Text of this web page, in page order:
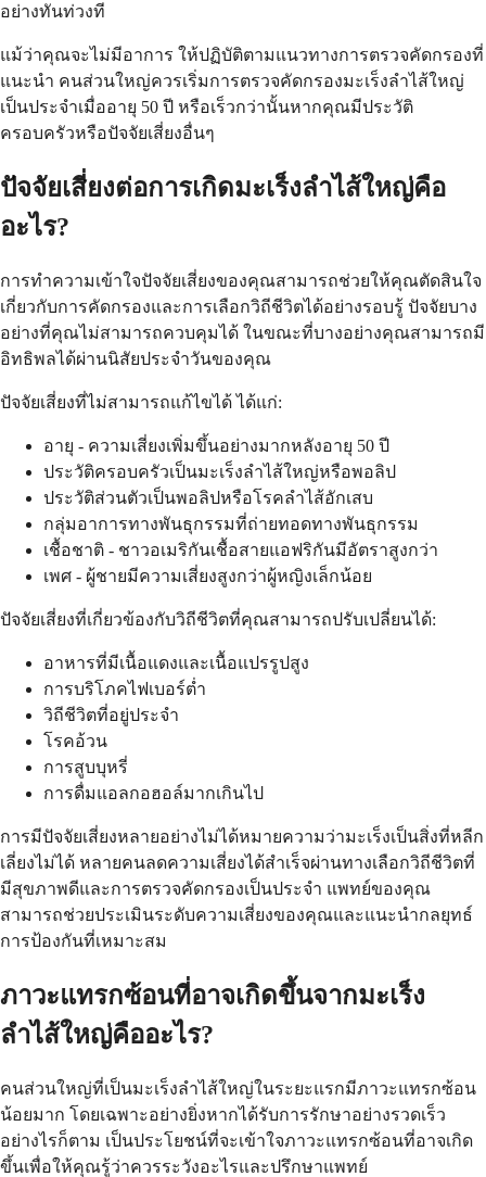
อย่างทันท่วงที
แม้ว่าคุณจะไม่มีอาการ ให้ปฏิบัติตามแนวทางการตรวจคัดกรองที่
แนะนำ คนส่วนใหญ่ควรเริ่มการตรวจคัดกรองมะเร็งลำไส้ใหญ่
เป็นประจำเมื่ออายุ 50 ปี หรือเร็วกว่านั้นหากคุณมีประวัติ
ครอบครัวหรือปัจจัยเสี่ยงอื่นๆ
ปัจจัยเสี่ยงต่อการเกิดมะเร็งลำไส้ใหญ่คือ
อะไร?
การทำความเข้าใจปัจจัยเสี่ยงของคุณสามารถช่วยให้คุณตัดสินใจ
เกี่ยวกับการคัดกรองและการเลือกวิถีชีวิตได้อย่างรอบรู้ ปัจจัยบาง
อย่างที่คุณไม่สามารถควบคุมได้ ในขณะที่บางอย่างคุณสามารถมี
อิทธิพลได้ผ่านนิสัยประจำวันของคุณ
ปัจจัยเสี่ยงที่ไม่สามารถแก้ไขได้ ได้แก่:
อายุ - ความเสี่ยงเพิ่มขึ้นอย่างมากหลังอายุ 50 ปี
ประวัติครอบครัวเป็นมะเร็งลำไส้ใหญ่หรือพอลิป
ประวัติส่วนตัวเป็นพอลิปหรือโรคลำไส้อักเสบ
กลุ่มอาการทางพันธุกรรมที่ถ่ายทอดทางพันธุกรรม
เชื้อชาติ - ชาวอเมริกันเชื้อสายแอฟริกันมีอัตราสูงกว่า
เพศ - ผู้ชายมีความเสี่ยงสูงกว่าผู้หญิงเล็กน้อย
ปัจจัยเสี่ยงที่เกี่ยวข้องกับวิถีชีวิตที่คุณสามารถปรับเปลี่ยนได้:
อาหารที่มีเนื้อแดงและเนื้อแปรรูปสูง
การบริโภคไฟเบอร์ต่ำ
วิถีชีวิตที่อยู่ประจำ
โรคอ้วน
การสูบบุหรี่
การดื่มแอลกอฮอล์มากเกินไป
การมีปัจจัยเสี่ยงหลายอย่างไม่ได้หมายความว่ามะเร็งเป็นสิ่งที่หลีก
เลี่ยงไม่ได้ หลายคนลดความเสี่ยงได้สำเร็จผ่านทางเลือกวิถีชีวิตที่
มีสุขภาพดีและการตรวจคัดกรองเป็นประจำ แพทย์ของคุณ
สามารถช่วยประเมินระดับความเสี่ยงของคุณและแนะนำกลยุทธ์
การป้องกันที่เหมาะสม
ภาวะแทรกซ้อนที่อาจเกิดขึ้นจากมะเร็ง
ลำไส้ใหญ่คืออะไร?
คนส่วนใหญ่ที่เป็นมะเร็งลำไส้ใหญ่ในระยะแรกมีภาวะแทรกซ้อน
น้อยมาก โดยเฉพาะอย่างยิ่งหากได้รับการรักษาอย่างรวดเร็ว
อย่างไรก็ตาม เป็นประโยชน์ที่จะเข้าใจภาวะแทรกซ้อนที่อาจเกิด
ขึ้นเพื่อให้คุณรู้ว่าควรระวังอะไรและปรึกษาแพทย์